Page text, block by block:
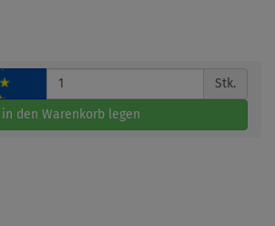
Stk.
in den Warenkorb legen